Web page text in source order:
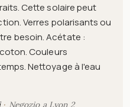
Cette solaire peut
Verres polarisants ou
besoin. Acétate :
Couleurs
Nettoyage à l'eau
Negozio a Lyon 2